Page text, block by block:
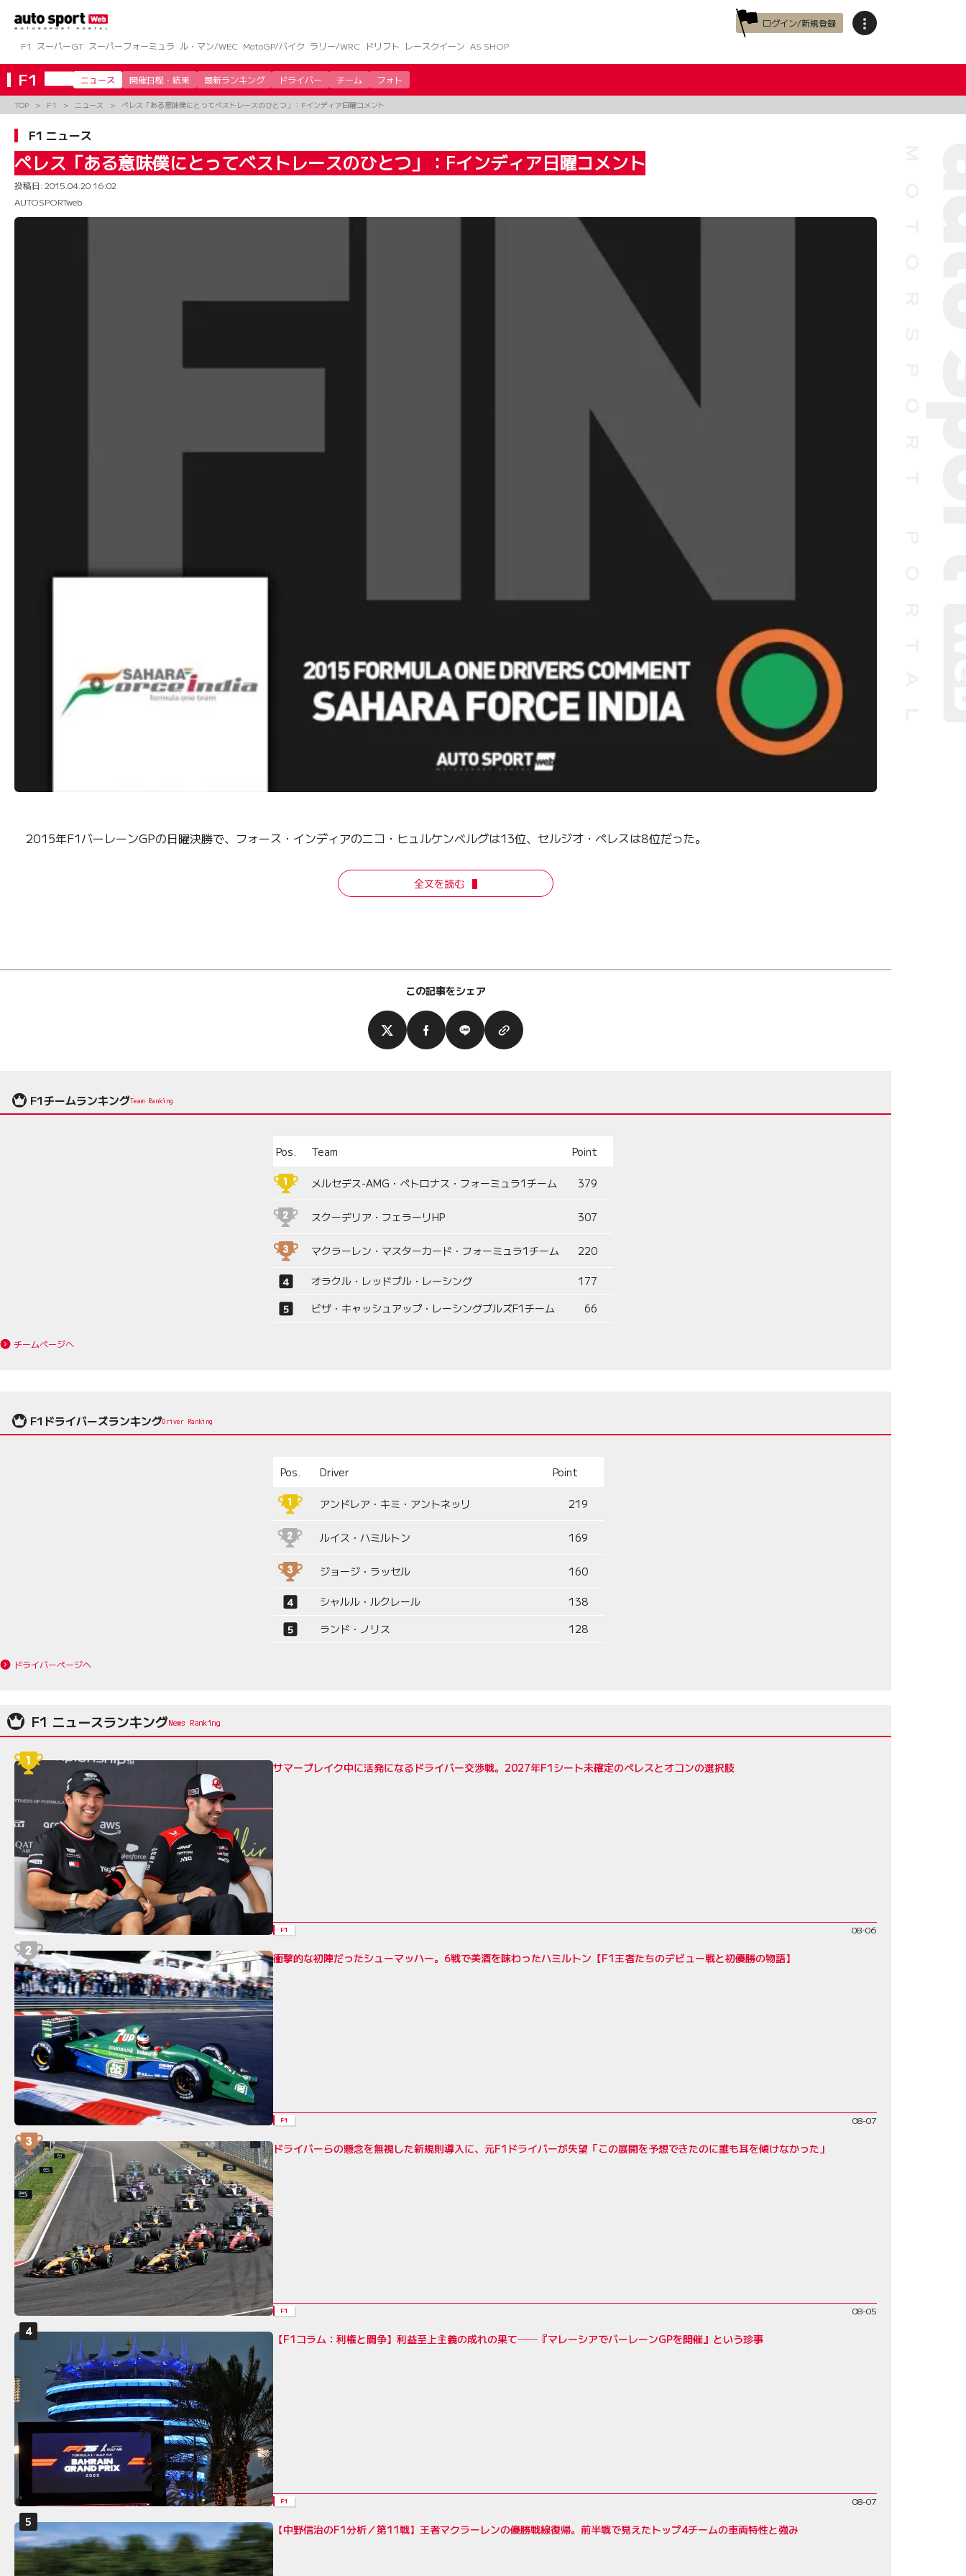
ツ
へ
ス
キ
ッ
ログイン/新規登録
F1
スーパーGT スーパーフォーミュラ ル・マン/WEC MotoGP/バイク ラリー/WRC ドリフト レースクイーン AS SHOP
F1 ニュース 開催日程・結果 最新ランキング ドライバー チーム フォト
TOP F1 ニュース ペレス「ある意味僕にとってベストレースのひとつ」：Fインディア日曜コメント
F1 ニュース
ペレス「ある意味僕にとってベストレースのひとつ」：Fインディア日曜コメント
投稿日: 2015.04.20 16:02
AUTOSPORTweb
2015年F1バーレーンGPの日曜決勝で、フォース・インディアのニコ・ヒュルケンベルグは13位、セルジオ・ペレスは8位だった。
全文を読む
この記事をシェア
F1チームランキングTeam Ranking
Pos. Team Point
メルセデス-AMG・ペトロナス・フォーミュラ1チーム 379
スクーデリア・フェラーリHP 307
マクラーレン・マスターカード・フォーミュラ1チーム 220
オラクル・レッドブル・レーシング
177
ビザ・キャッシュアップ・レーシングブルズF1チーム
66
チームページへ
F1ドライバーズランキングDriver Ranking
Pos. Driver Point
アンドレア・キミ・アントネッリ 219
ルイス・ハミルトン 169
ジョージ・ラッセル 160
シャルル・ルクレール
138
ランド・ノリス
128
ドライバーページへ
F1 ニュースランキング
サマーブレイク中に活発になるドライバー交渉戦。2027年F1シート未確定のペレスとオコンの選択肢
F1 08-06
衝撃的な初陣だったシューマッハー。6戦で美酒を味わったハミルトン【F1王者たちのデビュー戦と初優勝の物語】
F1 08-07
ドライバーらの懸念を無視した新規則導入に、元F1ドライバーが失望「この展開を予想できたのに誰も耳を傾けなかった」
F1 08-05
【F1コラム：利権と闘争】利益至上主義の成れの果て──『マレーシアでバーレーンGPを開催』という珍事
F1 08-07
【中野信治のF1分析／第11戦】王者マクラーレンの優勝戦線復帰。前半戦で見えたトップ4チームの車両特性と強み